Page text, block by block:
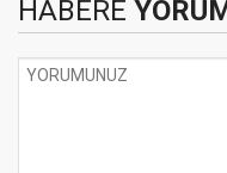
HABERE